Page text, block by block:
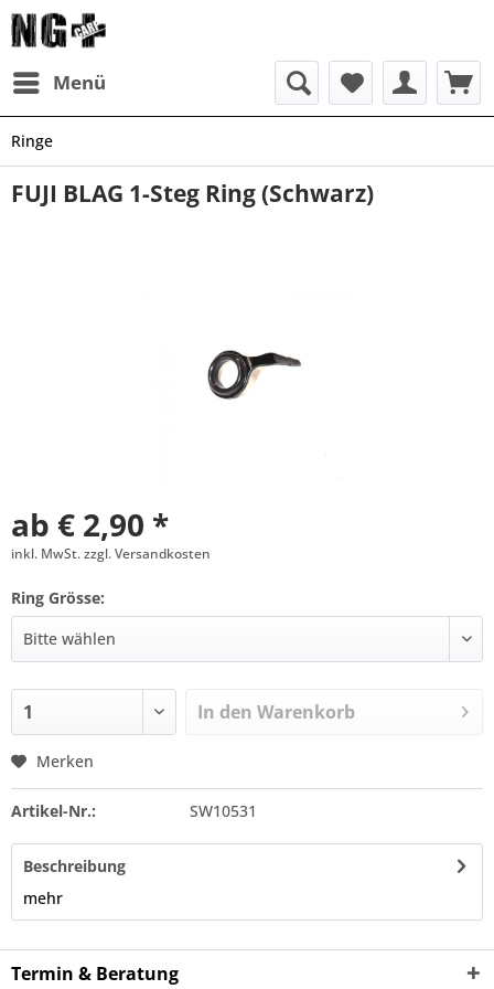
Menü
Ringe
FUJI BLAG 1-Steg Ring (Schwarz)
ab € 2,90 *
inkl. MwSt. zzgl. Versandkosten
Ring Grösse:
In den Warenkorb
Merken
Artikel-Nr.: SW10531
Beschreibung
mehr
Termin & Beratung